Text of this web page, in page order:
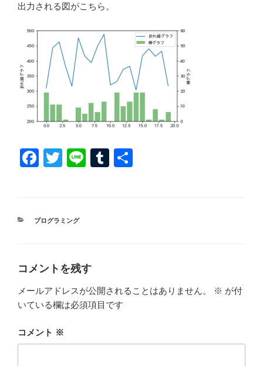
出力される図がこちら。
F
e
o
k
T
er
Li
T
カ
プログラミング
コメントを残す
メールアドレスが公開されることはありません。 ※ が付
いている欄は必須項目です
コメント ※